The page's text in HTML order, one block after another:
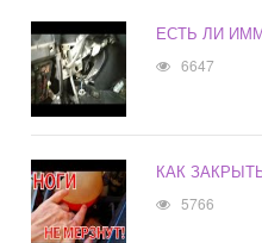
ЕСТЬ ЛИ
6647
КАК
5766